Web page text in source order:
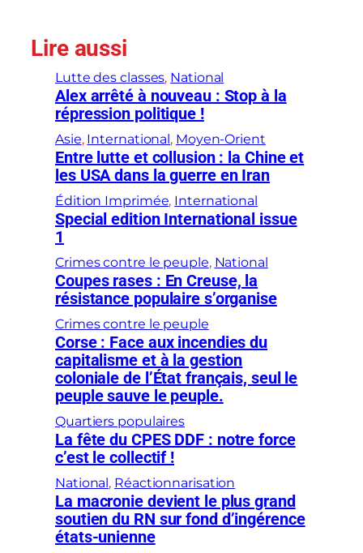
Lire aussi
Lutte des classes, National
Alex arrêté à nouveau : Stop à la
répression politique !
Asie, International , Moyen-Orient
Entre lutte et collusion : la Chine et
les USA dans la guerre en Iran
Édition Imprimée, International
Special edition International issue
1
Crimes contre le peuple, National
Coupes rases : En Creuse, la
résistance populaire s’organise
Crimes contre le peuple
Corse : Face aux incendies du
capitalisme et à la gestion
coloniale de l’État français, seul le
peuple sauve le peuple.
Quartiers populaires
La fête du CPES DDF : notre force
c’est le collectif !
National , Réactionnarisation
La macronie devient le plus grand
soutien du RN sur fond d’ingérence
états-unienne